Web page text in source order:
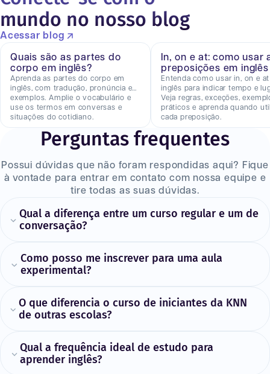
mundo no nosso blog
Acessar blog
Quais são as partes do
corpo em inglês?
Aprenda as partes do corpo em
inglês, com tradução, pronúncia e
exemplos. Amplie o vocabulário e
use os termos em conversas e
situações do cotidiano.
In, on e at: como usar
preposições em inglês
Entenda como usar in, on e
inglês para indicar tempo e
Veja regras, exceções,
práticos e aprenda quando
cada preposição.
Perguntas frequentes
Possui dúvidas que não foram respondidas aqui? Fique
à vontade para entrar em contato com nossa equipe e
tire todas as suas dúvidas.
Qual a diferença entre um curso regular e um de
conversação?
Como posso me inscrever para uma aula
experimental?
O que diferencia o curso de iniciantes da KNN
de outras escolas?
Qual a frequência ideal de estudo para
aprender inglês?